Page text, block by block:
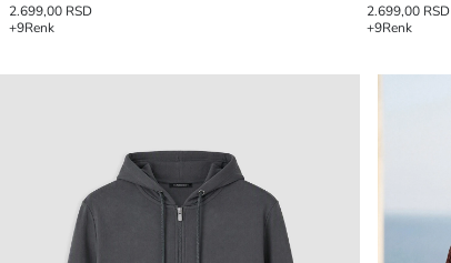
2.699,00 RSD
+9Renk
2.699,00 RSD
+9Renk